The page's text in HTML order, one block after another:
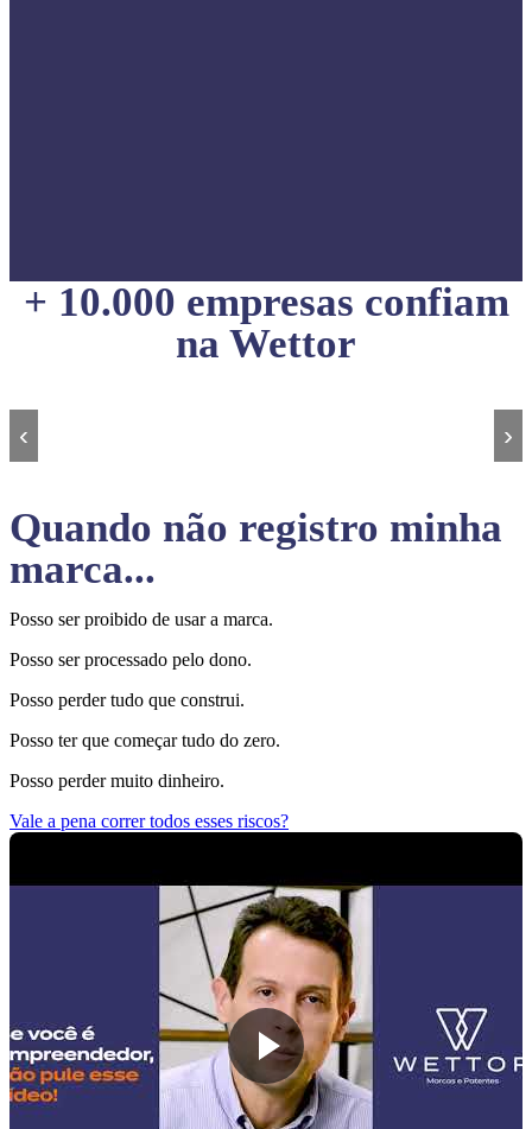
+ 10.000 empresas confiam
na Wettor
‹ ›
Quando não registro minha
marca...
Posso ser proibido de usar a marca.
Posso ser processado pelo dono.
Posso perder tudo que construi.
Posso ter que começar tudo do zero.
Posso perder muito dinheiro.
Vale a pena correr todos esses riscos?